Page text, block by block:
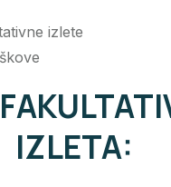
izlete
IZLETA: